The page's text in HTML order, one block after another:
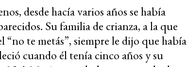
desde hacía varios años se había
Su familia de crianza, a la que
te metás”, siempre le dijo que había
cuando él tenía cinco años y su